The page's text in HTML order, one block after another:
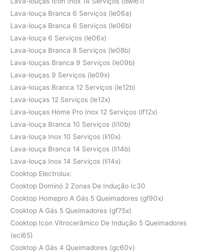
Lava-louça Branca 6 Serviços (le06a)
Lava-louça Branca 6 Serviços (le06b)
Lava-louça 6 Serviços (le06x)
Lava-louça Branca 8 Serviços (le08b)
Lava-louças Branca 9 Serviços (le09b)
Lava-louças 9 Serviços (le09x)
Lava-louças Branca 12 Serviços (le12b)
Lava-louças 12 Serviços (le12x)
Lava-louças Home Pro Inox 12 Serviços (lf12x)
Lava-louça Branca 10 Serviços (li10b)
Lava-louça Inox 10 Serviços (li10x)
Lava-louça Branca 14 Serviços (li14b)
Lava-louça Inox 14 Serviços (li14x)
Cooktop Electrolux:
Cooktop Dominó 2 Zonas De Indução Ic30
Cooktop Homepro A Gás 5 Queimadores (gf90x)
Cooktop A Gás 5 Queimadores (gf75x)
Cooktop Icon Vitrocerâmico De Indução 5 Queimadores
(eci65)
Cooktop A Gás 4 Queimadores (gc60v)